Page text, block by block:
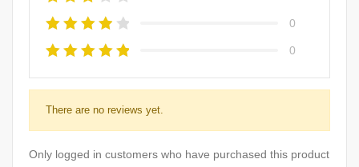
0
0
There are no reviews yet.
Only logged in customers who have purchased this product